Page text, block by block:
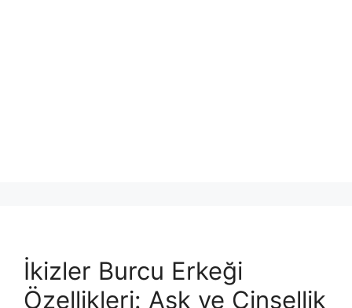
İkizler Burcu Erkeği
Özellikleri: Aşk ve Cinsellik